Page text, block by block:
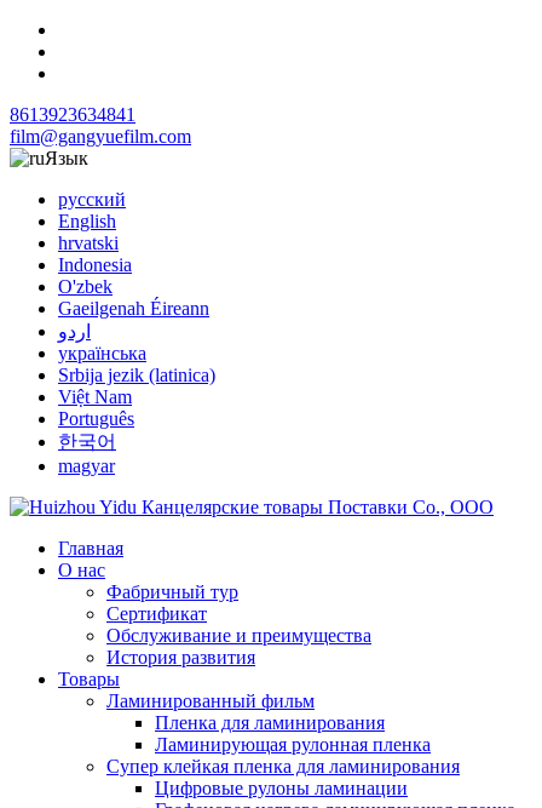
8613923634841
film@gangyuefilm.com
Язык
русский
English
hrvatski
Indonesia
O'zbek
Gaeilgenah Éireann
اردو
українська
Srbija jezik (latinica)
Việt Nam
Português
한국어
magyar
Главная
О нас
Фабричный тур
Сертификат
Обслуживание и преимущества
История развития
Товары
Ламинированный фильм
Пленка для ламинирования
Ламинирующая рулонная пленка
Супер клейкая пленка для ламинирования
Цифровые рулоны ламинации